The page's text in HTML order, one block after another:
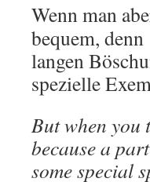
Wenn man
bequem,
langen
spezielle
But when you
because a
some special